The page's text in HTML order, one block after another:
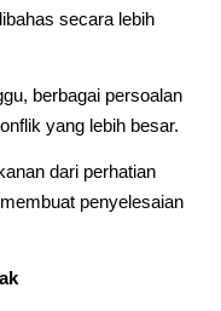
secara lebih
berbagai persoalan
yang lebih besar.
dari perhatian
penyelesaian